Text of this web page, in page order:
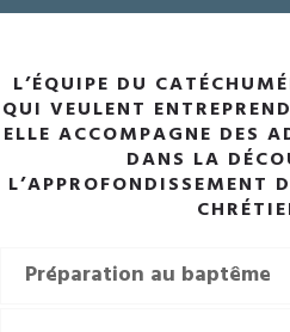
L’ÉQUIPE DU
QUI VEULENT
ELLE ACCOMPAGNE DES
DANS LA
L’APPROFONDISSEMENT
Préparation au baptême